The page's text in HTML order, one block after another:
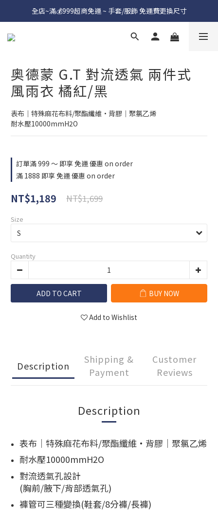
全店~滿💰999超商免運 ~ 手套/服飾 免運費更換尺寸
奥德蒙 G.T 對流透氣 兩件式
風雨衣 橘紅/黑
表布｜特殊麻花布料/聚酯纖維·背膠｜聚氯乙烯
耐水壓10000mmH2O
訂單滿 999 ～ 即享 免運 優惠 on order
滿 1888 即享 免運 優惠 on order
NT$1,189 NT$1,699
Size
Quantity
ADD TO CART BUY NOW
Add to Wishlist
Description
Shipping &
Payment
Customer
Reviews
Description
表布｜特殊麻花布料/聚酯纖維·背膠｜聚氯乙烯
耐水壓10000mmH2O
對流透氣孔設計
(胸前/腋下/背部透氣孔)
褲管可三種變換(鞋套/8分褲/長褲)